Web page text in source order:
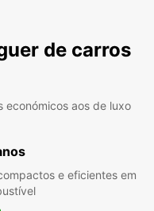
de carros
económicos aos de luxo
e eficientes em